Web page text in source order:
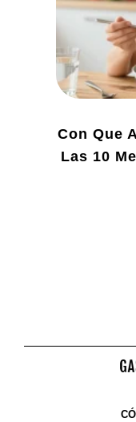
Con Que
Las 10